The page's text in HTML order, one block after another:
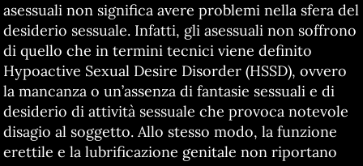
asessuali non significa avere problemi nella sfera del
desiderio sessuale. Infatti, gli asessuali non soffrono
di quello che in termini tecnici viene definito
Hypoactive Sexual Desire Disorder (HSSD), ovvero
la mancanza o un’assenza di fantasie sessuali e di
desiderio di attività sessuale che provoca notevole
disagio al soggetto. Allo stesso modo, la funzione
erettile e la lubrificazione genitale non riportano